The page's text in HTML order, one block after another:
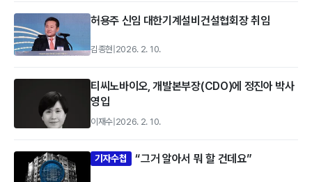
허용주 신임 대한기계설비건설협회장 취임
김종현 2026. 2. 10.
티씨노바이오, 개발본부장(CDO)에 정진아 박사
영입
이재수 2026. 2. 10.
기자수첩 “그거 알아서 뭐 할 건데요”